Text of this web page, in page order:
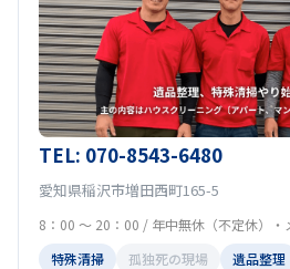
TEL: 070-8543-6480
愛知県稲沢市増田西町165-5
8：00 ～ 20：00 / 年中無休（不定休）
特殊清掃
孤独死の現場 遺品整理